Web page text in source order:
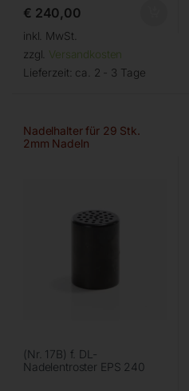
€ 240,00
inkl. MwSt.
zzgl. Versandkosten
Lieferzeit: ca. 2 - 3 Tage
Nadelhalter für 29 Stk.
2mm Nadeln
(Nr. 17B) f. DL-
Nadelentroster EPS 240